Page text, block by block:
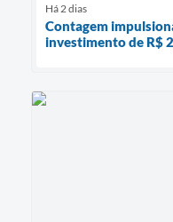
Há 2 dias
Contagem
investimento de R$